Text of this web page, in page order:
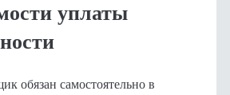
уплаты
обязан самостоятельно в